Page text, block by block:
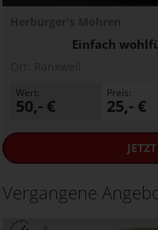
Einfach
Wert:
50,- €
Preis:
25,- €
JETZT
Vergangene